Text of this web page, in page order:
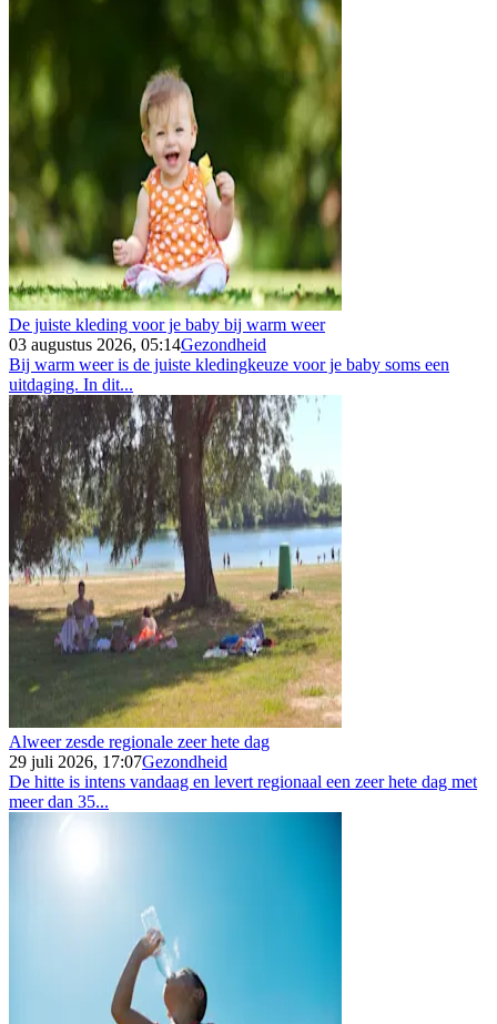
De juiste kleding voor je baby bij warm weer
03 augustus 2026, 05:14Gezondheid
Bij warm weer is de juiste kledingkeuze voor je baby soms een
uitdaging. In dit...
Alweer zesde regionale zeer hete dag
29 juli 2026, 17:07Gezondheid
De hitte is intens vandaag en levert regionaal een zeer hete dag met
meer dan 35...